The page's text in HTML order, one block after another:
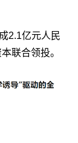
2.1亿元人民
联合领投。